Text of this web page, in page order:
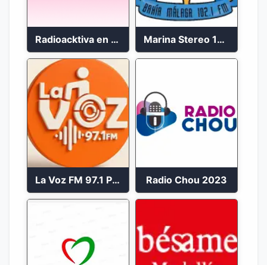
Radioacktiva en vivo 97.9 FM Marina Stereo 102.1 FM
La Voz FM 97.1 Popayán en Vivo Radio Chou 2023